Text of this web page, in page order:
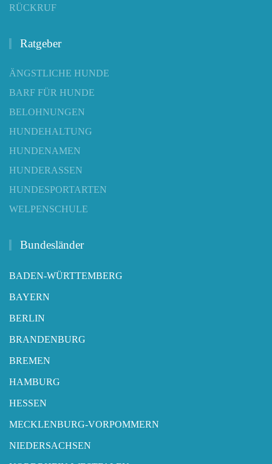
RÜCKRUF
Ratgeber
ÄNGSTLICHE HUNDE
BARF FÜR HUNDE
BELOHNUNGEN
HUNDEHALTUNG
HUNDENAMEN
HUNDERASSEN
HUNDESPORTARTEN
WELPENSCHULE
Bundesländer
BADEN-WÜRTTEMBERG
BAYERN
BERLIN
BRANDENBURG
BREMEN
HAMBURG
HESSEN
MECKLENBURG-VORPOMMERN
NIEDERSACHSEN